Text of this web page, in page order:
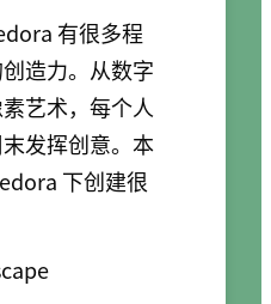
有很多程
造力。从数字
艺术，每个人
发挥创意。本
下创建很